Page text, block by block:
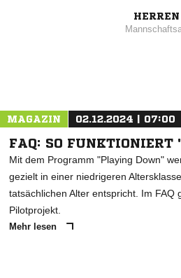
HERREN
MAGAZIN 02.12.2024 | 07:00
FAQ: SO FUNKTIONIERT
Mit dem Programm "Playing Down"
gezielt in einer niedrigeren
tatsächlichen Alter entspricht. Im FAQ
Pilotprojekt.
Mehr lesen